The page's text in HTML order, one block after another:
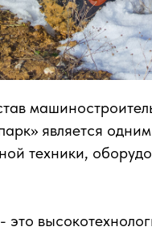
является
техники,